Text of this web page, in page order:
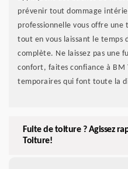
prévenir tout dommage
professionnelle vous offre
tout en vous laissant le temps
complète. Ne laissez pas une
confort, faites confiance à BM
temporaires qui font toute la
Fuite de toiture ? Agissez
Toiture!